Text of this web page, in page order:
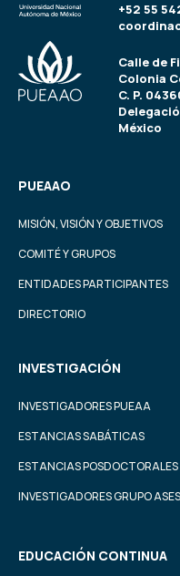
+52 55
Calle de
Colonia
C. P.
México
PUEAAO
MISIÓN, VISIÓN Y OBJETIVOS
COMITÉ Y GRUPOS
ENTIDADES PARTICIPANTES
DIRECTORIO
INVESTIGACIÓN
INVESTIGADORES PUEAA
ESTANCIAS SABÁTICAS
ESTANCIAS POSDOCTORALES
INVESTIGADORES GRUPO
EDUCACIÓN CONTINUA